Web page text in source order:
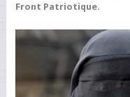
Front Patriotique.